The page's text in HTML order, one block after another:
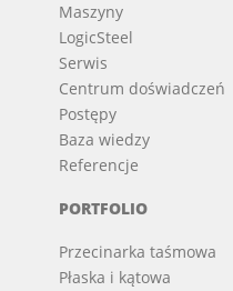
Maszyny
LogicSteel
Serwis
Centrum doświadczeń
Postępy
Baza wiedzy
Referencje
PORTFOLIO
Przecinarka taśmowa
Płaska i kątowa